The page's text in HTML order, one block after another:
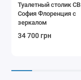
Туалетный столик СВ
София Флоренция с
зеркалом
34 700 грн